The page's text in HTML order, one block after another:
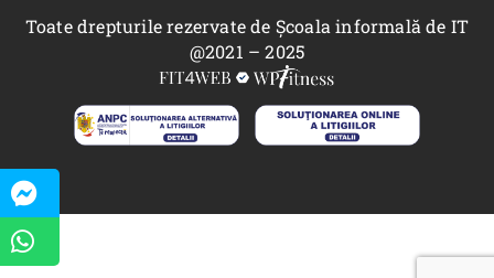
Toate drepturile rezervate de Școala informală de IT
@2021 – 2025